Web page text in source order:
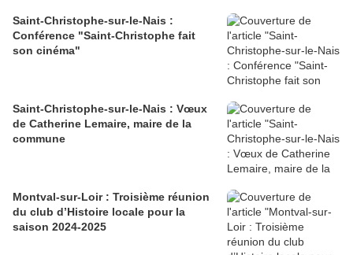
Saint-Christophe-sur-le-Nais :
Conférence "Saint-Christophe fait
son cinéma"
Saint-Christophe-sur-le-Nais : Vœux
de Catherine Lemaire, maire de la
commune
Montval-sur-Loir : Troisième réunion
du club d’Histoire locale pour la
saison 2024-2025